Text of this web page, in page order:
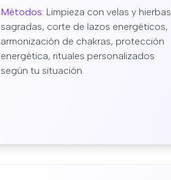
Métodos: Limpieza con velas y hierbas
sagradas, corte de lazos energéticos,
armonización de chakras, protección
energética, rituales personalizados
según tu situación.